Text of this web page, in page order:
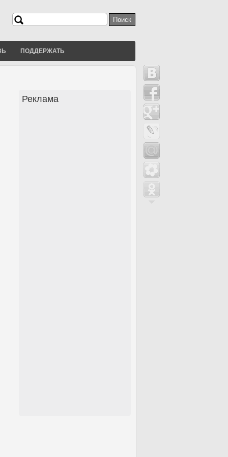
Форма поиска
Поиск
ПОДДЕРЖАТЬ
Реклама